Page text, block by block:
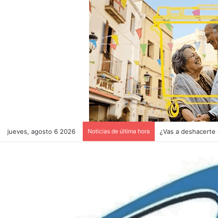
jueves, agosto 6 2026 Noticias de última hora CULTOS DE